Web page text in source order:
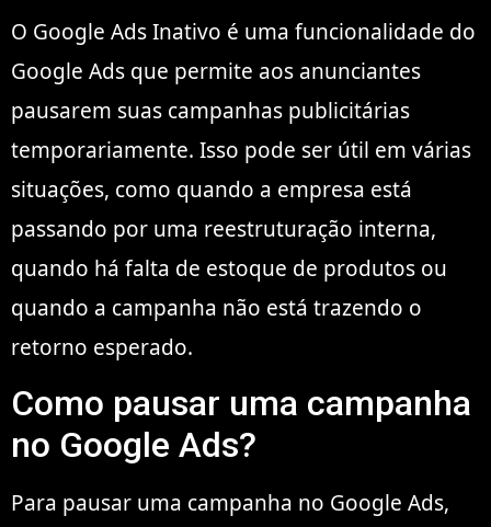
O Google Ads Inativo é uma funcionalidade do
Google Ads que permite aos anunciantes
pausarem suas campanhas publicitárias
temporariamente. Isso pode ser útil em várias
situações, como quando a empresa está
passando por uma reestruturação interna,
quando há falta de estoque de produtos ou
quando a campanha não está trazendo o
retorno esperado.
Como pausar uma campanha
no Google Ads?
Para pausar uma campanha no Google Ads,